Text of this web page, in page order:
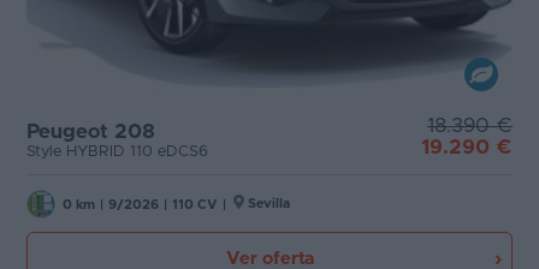
Peugeot 208
Style HYBRID 110 eDCS6
18.390 €
19.290 €
0 km 9/2026 110 CV Sevilla
Ver oferta